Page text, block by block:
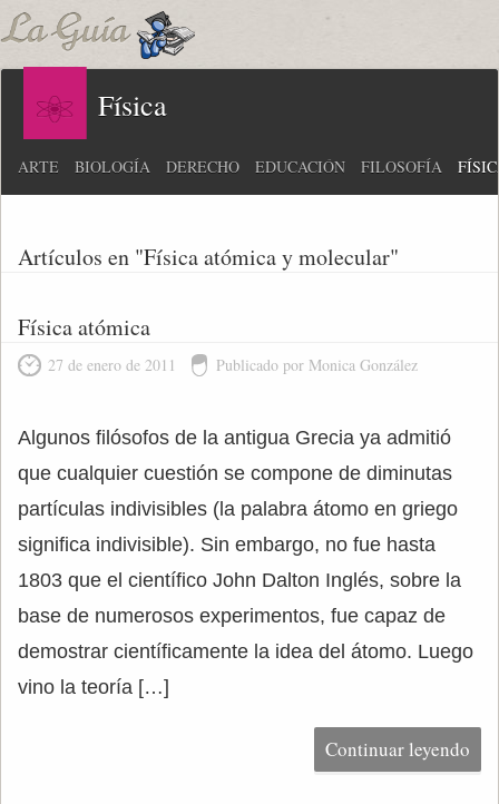
Física
ARTE BIOLOGÍA DERECHO EDUCACIÓN FILOSOFÍA
Artículos en "Física atómica y molecular"
Física atómica
27 de enero de 2011 Publicado por Monica González
Algunos filósofos de la antigua Grecia ya admitió
que cualquier cuestión se compone de diminutas
partículas indivisibles (la palabra átomo en griego
significa indivisible). Sin embargo, no fue hasta
1803 que el científico John Dalton Inglés, sobre la
base de numerosos experimentos, fue capaz de
demostrar científicamente la idea del átomo. Luego
vino la teoría […]
Continuar leyendo